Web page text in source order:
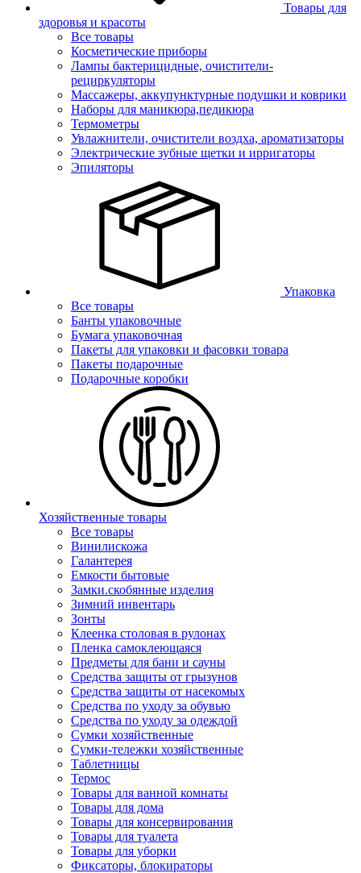
Товары для
здоровья и красоты
Все товары
Косметические приборы
Лампы бактерицидные, очистители-
рециркуляторы
Массажеры, аккупунктурные подушки и коврики
Наборы для маникюра,педикюра
Термометры
Увлажнители, очистители воздха, ароматизаторы
Электрические зубные щетки и ирригаторы
Эпиляторы
Упаковка
Все товары
Банты упаковочные
Бумага упаковочная
Пакеты для упаковки и фасовки товара
Пакеты подарочные
Подарочные коробки
Хозяйственные товары
Все товары
Винилискожа
Галантерея
Емкости бытовые
Замки.скобянные изделия
Зимний инвентарь
Зонты
Клеенка столовая в рулонах
Пленка самоклеющаяся
Предметы для бани и сауны
Средства защиты от грызунов
Средства защиты от насекомых
Средства по уходу за обувью
Средства по уходу за одеждой
Сумки хозяйственные
Сумки-тележки хозяйственные
Таблетницы
Термос
Товары для ванной комнаты
Товары для дома
Товары для консервирования
Товары для туалета
Товары для уборки
Фиксаторы, блокираторы